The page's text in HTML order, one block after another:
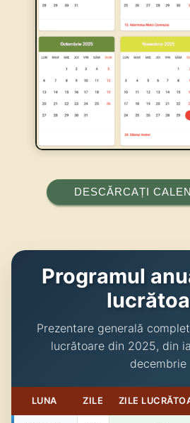
DESCĂRCAȚI
Programul
Prezentare generală
lucrătoare din 2025, din
decembrie
LUNA ZILE ZILE